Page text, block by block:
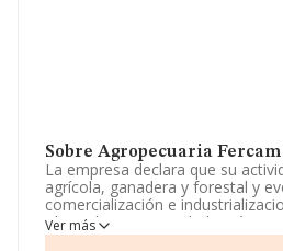
Sobre Agropecuaria Fercam
La empresa declara que su
agrícola, ganadera y forestal y
comercialización e
obtenidos. La sociedad está
Mercantil como Sociedad
Ver más